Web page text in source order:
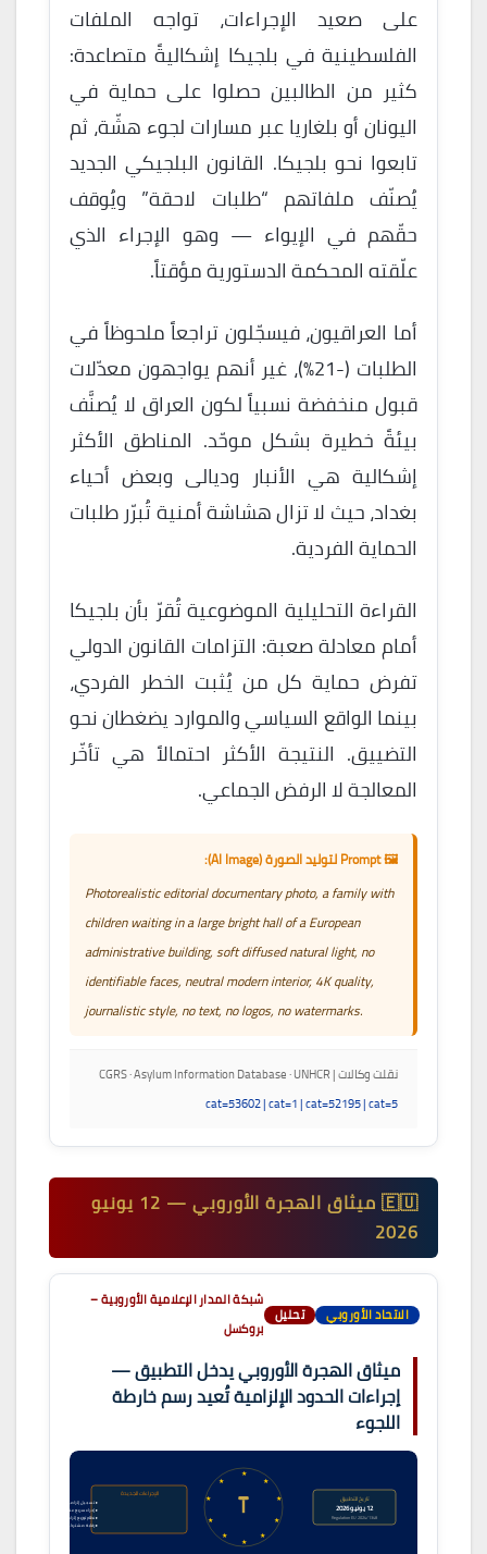
على صعيد الإجراءات، تواجه الملفات
الفلسطينية في بلجيكا إشكاليةً متصاعدة:
كثير من الطالبين حصلوا على حماية في
اليونان أو بلغاريا عبر مسارات لجوء هشّة، ثم
تابعوا نحو بلجيكا. القانون البلجيكي الجديد
يُصنّف ملفاتهم “طلبات لاحقة” ويُوقف
حقّهم في الإيواء — وهو الإجراء الذي
علّقته المحكمة الدستورية مؤقتاً.
أما العراقيون، فيسجّلون تراجعاً ملحوظاً في
الطلبات (-21%)، غير أنهم يواجهون معدّلات
قبول منخفضة نسبياً لكون العراق لا يُصنَّف
بيئةً خطيرة بشكل موحّد. المناطق الأكثر
إشكالية هي الأنبار وديالى وبعض أحياء
بغداد، حيث لا تزال هشاشة أمنية تُبرّر طلبات
الحماية الفردية.
القراءة التحليلية الموضوعية تُقرّ بأن بلجيكا
أمام معادلة صعبة: التزامات القانون الدولي
تفرض حماية كل من يُثبت الخطر الفردي،
بينما الواقع السياسي والموارد يضغطان نحو
التضييق. النتيجة الأكثر احتمالاً هي تأخّر
المعالجة لا الرفض الجماعي.
🖼️ Prompt لتوليد الصورة (AI Image):
Photorealistic editorial documentary photo, a family with
children waiting in a large bright hall of a European
administrative building, soft diffused natural light, no
identifiable faces, neutral modern interior, 4K quality,
journalistic style, no text, no logos, no watermarks.
نقلت وكالات | CGRS · Asylum Information Database · UNHCR
cat=53602 | cat=1 | cat=52195 | cat=5
🇪🇺 ميثاق الهجرة الأوروبي — 12 يونيو
2026
الاتحاد الأوروبي تحليل
شبكة المدار الإعلامية الأوروبية –
بروكسل
ميثاق الهجرة الأوروبي يدخل التطبيق —
إجراءات الحدود الإلزامية تُعيد رسم خارطة
اللجوء
★
★
★
★
★
★
★
★
★
★
تاريخ التطبيق
12 يونيو 2026
Regulation EU 2024/1348
الإجراءات الجديدة
▸ تسجيل إلزامي للمقابلة
▸ إجراء سريع عند الحدود
▸ نظام توزيع إلزامي
▸ رقابة مشتركة Schengen